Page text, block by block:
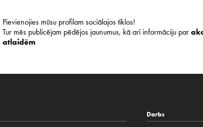
Pievienojies mūsu profilam sociālajos tīklos!
Tur mēs publicējam pēdējos jaunumus, kā arī informāciju par
atlaidēm
Darbs